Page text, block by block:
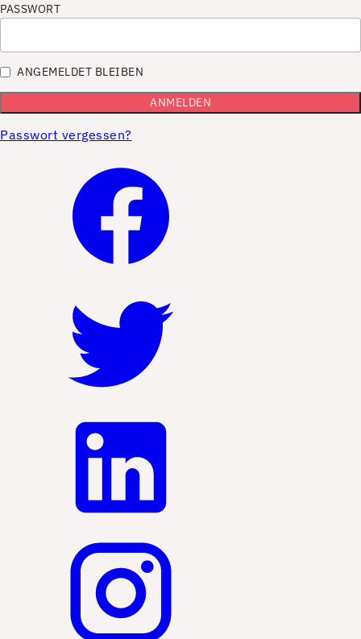
PASSWORT
ANGEMELDET BLEIBEN
Passwort vergessen?